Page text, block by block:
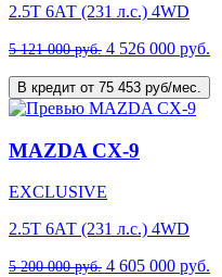
2.5T 6АТ (231 л.с.) 4WD
5 121 000 руб. 4 526 000 руб.
В кредит от 75 453 руб/мес.
MAZDA CX-9
EXCLUSIVE
2.5T 6АТ (231 л.с.) 4WD
5 200 000 руб. 4 605 000 руб.